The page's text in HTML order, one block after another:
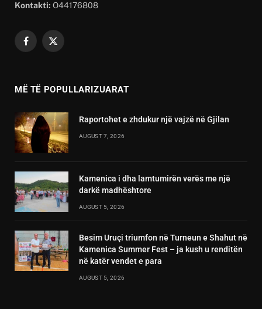
Kontakti: O44176808
Facebook
X
MË TË POPULLARIZUARAT
Raportohet e zhdukur një vajzë në Gjilan
AUGUST 7, 2026
Kamenica i dha lamtumirën verës me një
darkë madhështore
AUGUST 5, 2026
Besim Uruçi triumfon në Turneun e Shahut në
Kamenica Summer Fest – ja kush u renditën
në katër vendet e para
AUGUST 5, 2026